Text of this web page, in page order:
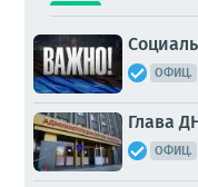
ОФИЦ.
Глава
ОФИЦ.